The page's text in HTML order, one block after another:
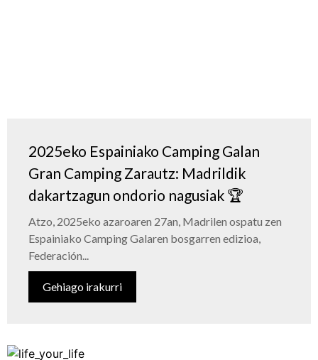
2025eko Espainiako Camping Galan
Gran Camping Zarautz: Madrildik
dakartzagun ondorio nagusiak 🏆
Atzo, 2025eko azaroaren 27an, Madrilen ospatu zen
Espainiako Camping Galaren bosgarren edizioa,
Federación...
Gehiago irakurri